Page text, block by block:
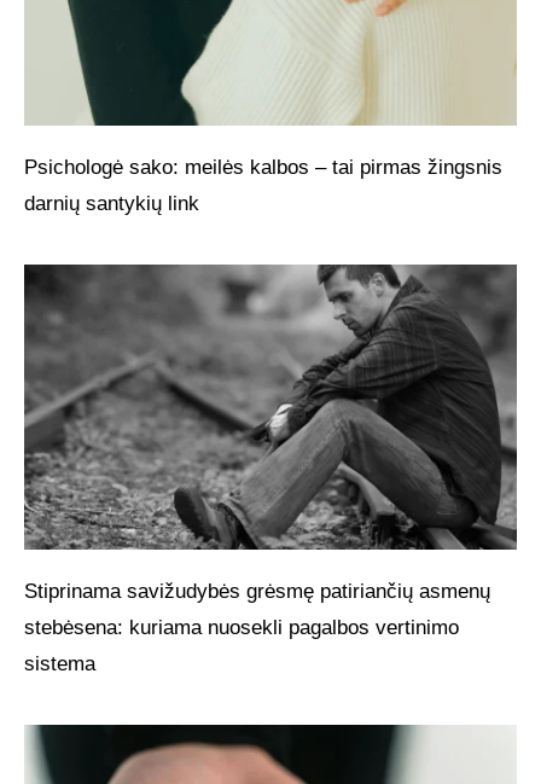
Psichologė sako: meilės kalbos – tai pirmas žingsnis
darnių santykių link
Stiprinama savižudybės grėsmę patiriančių asmenų
stebėsena: kuriama nuosekli pagalbos vertinimo
sistema